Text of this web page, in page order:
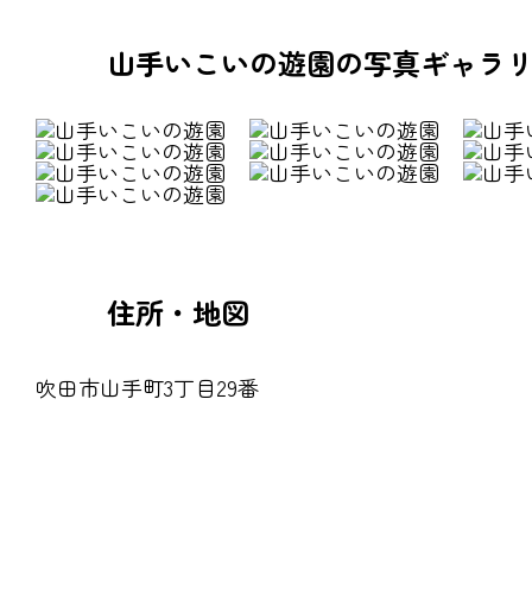
山手いこいの遊園の写真ギャラ
住所・地図
吹田市山手町3丁目29番